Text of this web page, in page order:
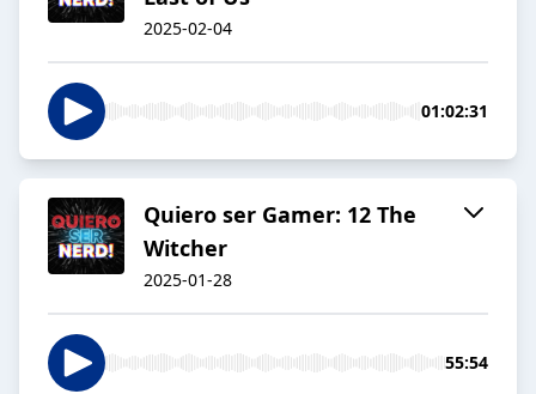
2025-02-04
01:02:31
Quiero ser Gamer: 12 The
Witcher
2025-01-28
55:54